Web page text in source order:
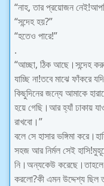
“নাহ, তার প্রয়োজন
“সন্দেহ হয়?”
“হতেও পারে!”
.
“আচ্ছা, ঠিক আছে।সন্দেহ
যাচ্ছি না!তবে মাঝে ফাঁকরে
কিছুদিনের জন্যে আমাকে
হয়ে গেছি।আর হ্যাঁ ঢাকায়
রাখবো।”
বলে সে হাসার ভঙ্গিমা
সহজ আর নির্মল সেই
নি।অন্যকেউ
করলো?কী এমন উদ্দেশ্য ছিল